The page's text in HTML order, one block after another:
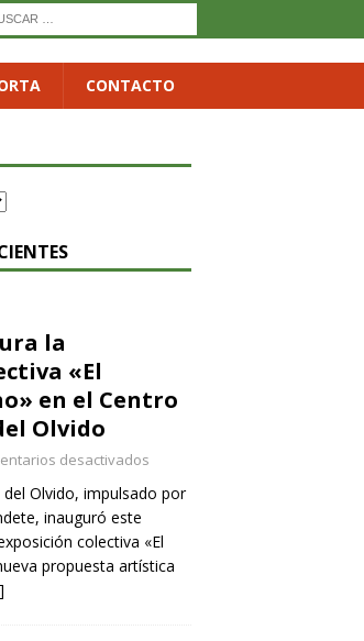
CONTACTO
la
«El
en el Centro
Olvido
desactivados
Olvido, impulsado por
inauguró este
colectiva «El
propuesta artística